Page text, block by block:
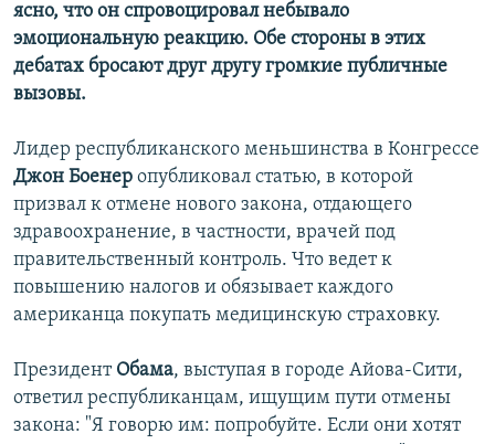
ясно, что он спровоцировал небывало
эмоциональную реакцию. Обе стороны в этих
дебатах бросают друг другу громкие публичные
вызовы.
Лидер республиканского меньшинства в Конгрессе
Джон Боенер опубликовал статью, в которой
призвал к отмене нового закона, отдающего
здравоохранение, в частности, врачей под
правительственный контроль. Что ведет к
повышению налогов и обязывает каждого
американца покупать медицинскую страховку.
Президент Обама, выступая в городе Айова-Сити,
ответил республиканцам, ищущим пути отмены
закона: "Я говорю им: попробуйте. Если они хотят